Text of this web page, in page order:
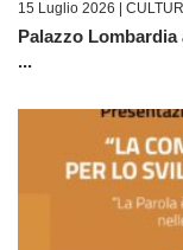
15 Luglio 2026 |
Palazzo Lombardia
...